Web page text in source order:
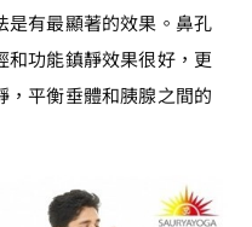
是有最顯著的效果。鼻孔
和功能鎮靜效果很好，更
平衡垂體和胰腺之間的